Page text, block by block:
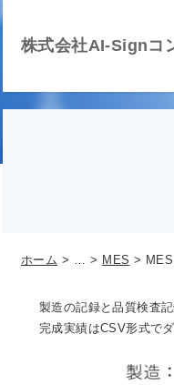
株式会社AI-Signコ
ホーム … MES
製造の記録と品質検査
完成実績はCSV形式で